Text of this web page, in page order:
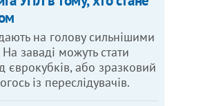
на голову сильнішими
заваді можуть стати
єврокубків, або зразковий
із переслідувачів.